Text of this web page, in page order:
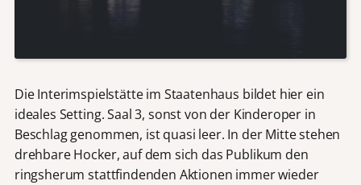
Die Interimspielstätte im Staatenhaus bildet hier ein
ideales Setting. Saal 3, sonst von der Kinderoper in
Beschlag genommen, ist quasi leer. In der Mitte stehen
drehbare Hocker, auf dem sich das Publikum den
ringsherum stattfindenden Aktionen immer wieder